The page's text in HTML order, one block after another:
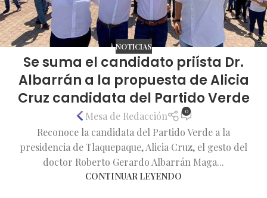
NOTICIAS
Se suma el candidato priísta Dr.
Albarrán a la propuesta de Alicia
Cruz candidata del Partido Verde
Mesa de Redacción 0
Reconoce la candidata del Partido Verde a la
presidencia de Tlaquepaque, Alicia Cruz, el gesto del
doctor Roberto Gerardo Albarrán Maga...
CONTINUAR LEYENDO